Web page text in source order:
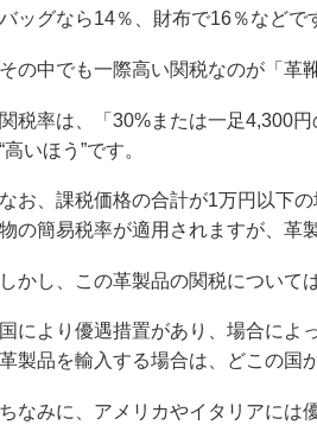
バッグなら14％、財布で16％などで
その中でも一際高い関税なのが「革
関税率は、「30%または一足4,300
“高いほう”です。
なお、課税価格の合計が1万円以下
物の簡易税率が適用されますが、革
しかし、この革製品の関税について
国により優遇措置があり、場合によ
革製品を輸入する場合は、どこの国
ちなみに、アメリカやイタリアには